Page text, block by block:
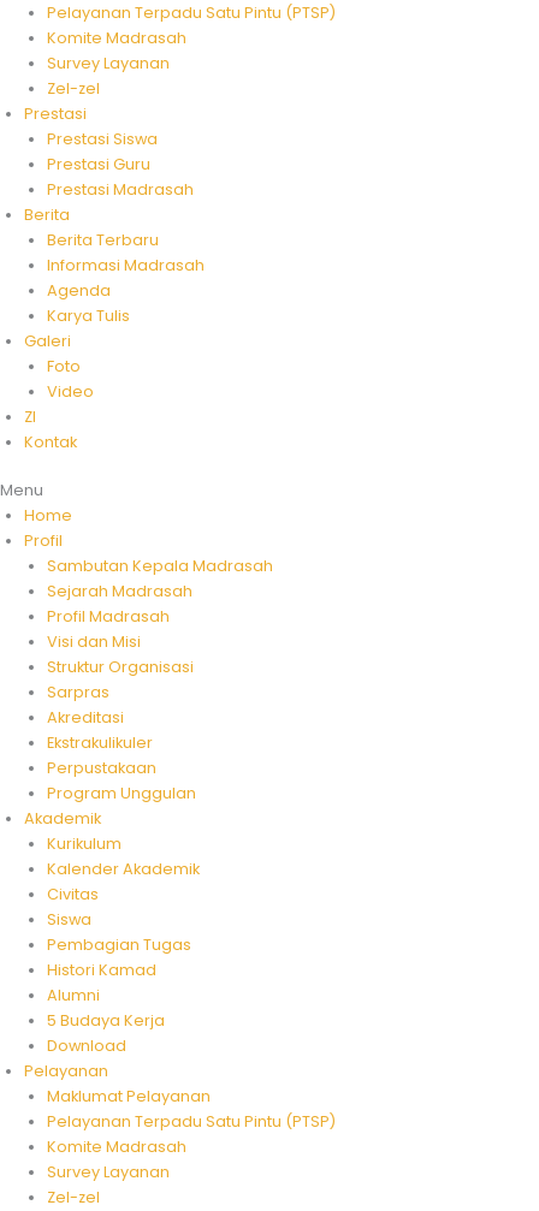
Pelayanan Terpadu Satu Pintu (PTSP)
Komite Madrasah
Survey Layanan
Zel-zel
Prestasi
Prestasi Siswa
Prestasi Guru
Prestasi Madrasah
Berita
Berita Terbaru
Informasi Madrasah
Agenda
Karya Tulis
Galeri
Foto
Video
ZI
Kontak
Menu
Home
Profil
Sambutan Kepala Madrasah
Sejarah Madrasah
Profil Madrasah
Visi dan Misi
Struktur Organisasi
Sarpras
Akreditasi
Ekstrakulikuler
Perpustakaan
Program Unggulan
Akademik
Kurikulum
Kalender Akademik
Civitas
Siswa
Pembagian Tugas
Histori Kamad
Alumni
5 Budaya Kerja
Download
Pelayanan
Maklumat Pelayanan
Pelayanan Terpadu Satu Pintu (PTSP)
Komite Madrasah
Survey Layanan
Zel-zel